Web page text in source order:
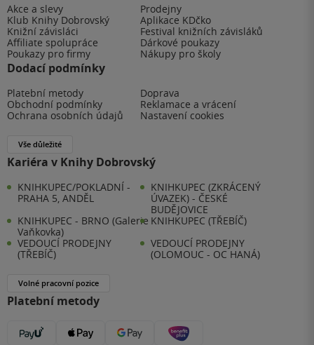
Akce a slevy
Prodejny
Klub Knihy Dobrovský
Aplikace KDčko
Knižní závisláci
Festival knižních závisláků
Affiliate spolupráce
Dárkové poukazy
Poukazy pro firmy
Nákupy pro školy
Dodací podmínky
Platební metody
Doprava
Obchodní podmínky
Reklamace a vrácení
Ochrana osobních údajů
Nastavení cookies
Vše důležité
Kariéra v Knihy Dobrovský
KNIHKUPEC/POKLADNÍ -
PRAHA 5, ANDĚL
KNIHKUPEC (ZKRÁCENÝ
ÚVAZEK) - ČESKÉ
BUDĚJOVICE
KNIHKUPEC - BRNO (Galerie
Vaňkovka)
KNIHKUPEC (TŘEBÍČ)
VEDOUCÍ PRODEJNY
(TŘEBÍČ)
VEDOUCÍ PRODEJNY
(OLOMOUC - OC HANÁ)
Volné pracovní pozice
Platební metody